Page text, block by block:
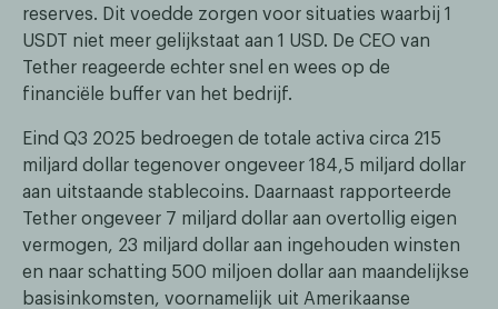
reserves. Dit voedde zorgen voor situaties waarbij 1
USDT niet meer gelijkstaat aan 1 USD. De CEO van
Tether reageerde echter snel en wees op de
financiële buffer van het bedrijf.
Eind Q3 2025 bedroegen de totale activa circa 215
miljard dollar tegenover ongeveer 184,5 miljard dollar
aan uitstaande stablecoins. Daarnaast rapporteerde
Tether ongeveer 7 miljard dollar aan overtollig eigen
vermogen, 23 miljard dollar aan ingehouden winsten
en naar schatting 500 miljoen dollar aan maandelijkse
basisinkomsten, voornamelijk uit Amerikaanse